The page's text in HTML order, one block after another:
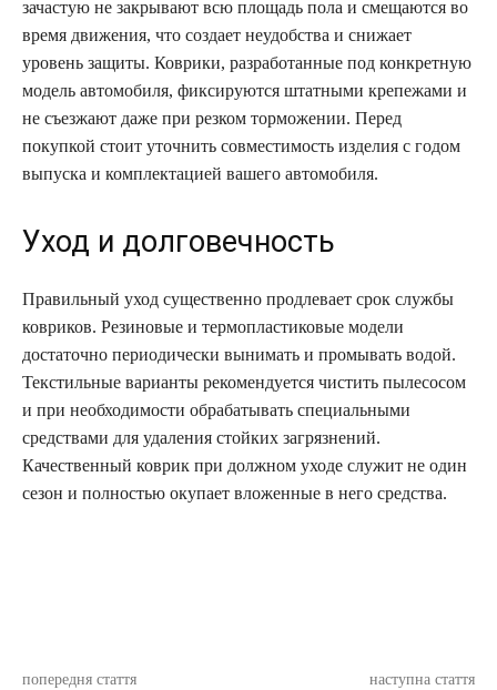
зачастую не закрывают всю площадь пола и смещаются во
время движения, что создает неудобства и снижает
уровень защиты. Коврики, разработанные под конкретную
модель автомобиля, фиксируются штатными крепежами и
не съезжают даже при резком торможении. Перед
покупкой стоит уточнить совместимость изделия с годом
выпуска и комплектацией вашего автомобиля.
Уход и долговечность
Правильный уход существенно продлевает срок службы
ковриков. Резиновые и термопластиковые модели
достаточно периодически вынимать и промывать водой.
Текстильные варианты рекомендуется чистить пылесосом
и при необходимости обрабатывать специальными
средствами для удаления стойких загрязнений.
Качественный коврик при должном уходе служит не один
сезон и полностью окупает вложенные в него средства.
попередня стаття наступна стаття